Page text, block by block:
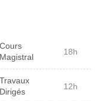
projet collectif
mais cette fois de
Cours
Magistral
18h
Travaux
Dirigés
12h